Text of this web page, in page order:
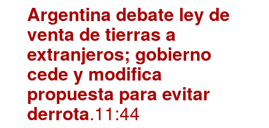
Argentina debate ley de
venta de tierras a
extranjeros; gobierno
cede y modifica
propuesta para evitar
derrota.11:44